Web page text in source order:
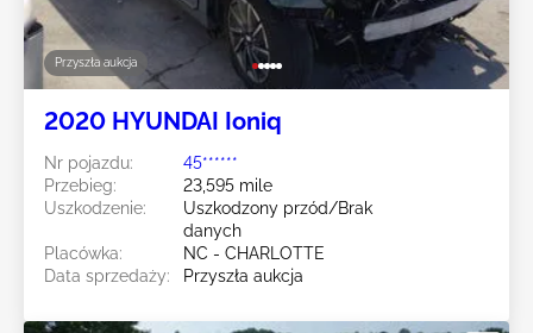
Przyszła aukcja
2020 HYUNDAI Ioniq
Nr pojazdu:
45******
Przebieg:
23,595 mile
Uszkodzenie:
Uszkodzony przód/Brak
danych
Placówka:
NC - CHARLOTTE
Data sprzedaży:
Przyszła aukcja